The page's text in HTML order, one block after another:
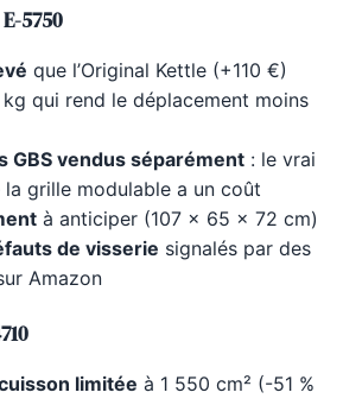
5750
que l’Original Kettle (+110 €)
kg qui rend le déplacement moins
GBS vendus séparément : le vrai
grille modulable a un coût
à anticiper (107 × 65 × 72 cm)
de visserie signalés par des
Amazon
limitée à 1 550 cm² (-51 %